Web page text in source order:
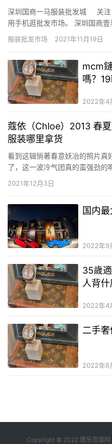
深圳国商一马服装批发城 关注
用手机逛批发市场。 深圳国商
流服饰及国内名牌服装批发、零
湖区嘉宾路国际商业大厦北座1-
服装批发市场 2021年11月19日
mcm
嗎？
2022年4
蔻依（Chloe）2013 春
服装哪里拿货
看到这辑惝著春意妖冶的照片真
了，这一波冷气团真的蛮强劲的
起来，人人注重保暖的同时，不
力的春日气息吧。蔻依（Chloe
2021年12月3日
国内
2022年9
35歲
人背
2022年4
二手
2022年6
Copyright © 2022 黛乐货源网